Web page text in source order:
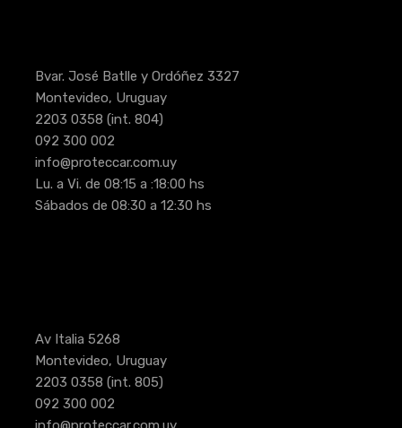
Bvar. José Batlle y Ordóñez 3327
Montevideo, Uruguay
2203 0358 (int. 804)
092 300 002
info@proteccar.com.uy
Lu. a Vi. de 08:15 a :18:00 hs
Sábados de 08:30 a 12:30 hs
Av Italia 5268
Montevideo, Uruguay
2203 0358 (int. 805)
092 300 002